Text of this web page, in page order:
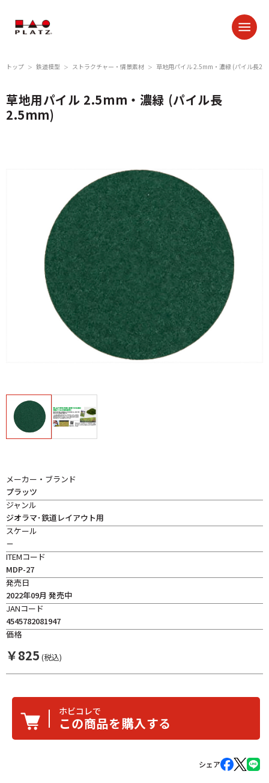
トップ ＞ 鉄道模型 ＞ ストラクチャー・情景素材 ＞ 草地用パイル 2.5mm・濃緑 (パイル長
草地用パイル 2.5mm・濃緑 (パイル長
2.5mm)
メーカー・ブランド
プラッツ
ジャンル
ジオラマ･鉄道レイアウト用
スケール
－
ITEMコード
MDP-27
発売日
2022年09月 発売中
JANコード
4545782081947
価格
￥825 (税込)
ホビコレで
この商品を購入する
シェア